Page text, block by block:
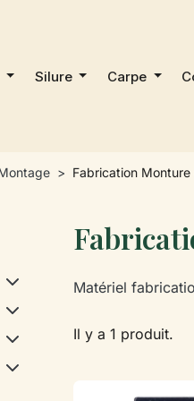
Silure Carpe
Fabrication Monture
Matériel
Il y a 1 produit.